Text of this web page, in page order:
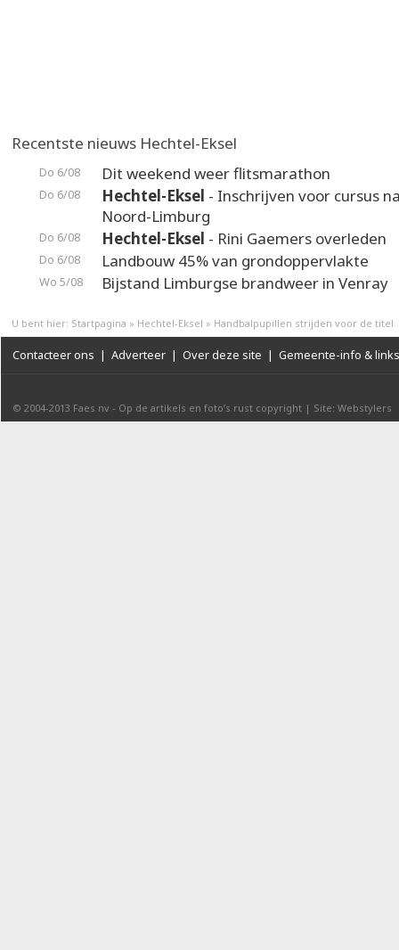
Recentste nieuws Hechtel-Eksel
Do 6/08 Dit weekend weer flitsmarathon
Do 6/08 Hechtel-Eksel - Inschrijven voor cursus
Noord-Limburg
Do 6/08 Hechtel-Eksel - Rini Gaemers overleden
Do 6/08 Landbouw 45% van grondoppervlakte
Wo 5/08 Bijstand Limburgse brandweer in Venray
U bent hier: Startpagina » Hechtel-Eksel » Handbalpupillen strijden voor de titel
Contacteer ons | Adverteer | Over deze site | Gemeente-info & links
© 2004-2013 Faes nv - Op de artikels en foto’s rust copyright | Site: Webstylers